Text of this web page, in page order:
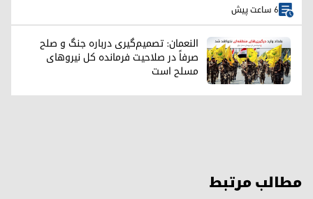
6 ساعت پیش
النعمان: تصمیم‌گیری درباره جنگ و صلح
صرفاً در صلاحیت فرمانده کل نیروهای
مسلح است
مطالب مرتبط